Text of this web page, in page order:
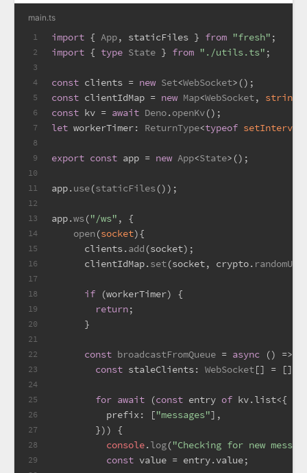
main.ts
1
2
3
4
5
6
7
8
9
10
11
12
13
14
15
16
17
18
19
20
21
22
23
24
25
26
27
28
29
import { App, staticFiles } from "fresh" ;
import { type State } from "./utils.ts" ;
const clients = new Set<WebSocket>();
const clientIdMap = new Map<WebSocket, string
const kv = await Deno.openKv();
let workerTimer: ReturnType<typeof setInterval
export const app = new App<State>();
app.use(staticFiles ());
app.ws ("/ws" , {
open(socket){
      clients.
add (socket);
      clientIdMap.
set(socket, crypto.
if (workerTimer) {
return;
      }
const broadcastFromQueue = async () => {
const staleClients: WebSocket[] = [];
for await (const entry of kv.list<{
prefix: ["messages"],
        })) {
console.log("Checking for new
const value = entry.value;